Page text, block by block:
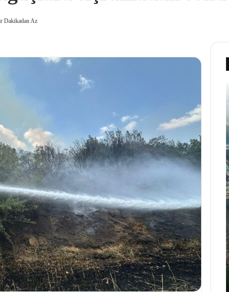
Dakikadan Az